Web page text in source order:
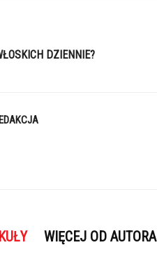
DZIENNIE?
WIĘCEJ OD AUTORA